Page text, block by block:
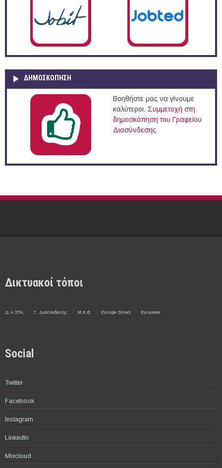
ΔΗΜΟΣΚΌΠΗΣΗ
Βοηθήστε μας να γίνουμε
καλύτεροι. Συμμετοχή στη
δημοσκόπηση του Γραφείου
Διασύνδεσης
Δικτυακοί τόποι
Δ.Α.ΣΤΑ. Γ. Διασύνδεσης Μ.Κ.Ε. Europe Direct Euraxess
Social
Twitter
Facebook
Instagram
LinkedIn
Mixcloud